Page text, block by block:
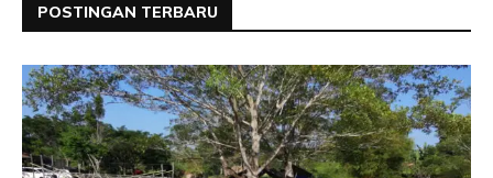
POSTINGAN TERBARU